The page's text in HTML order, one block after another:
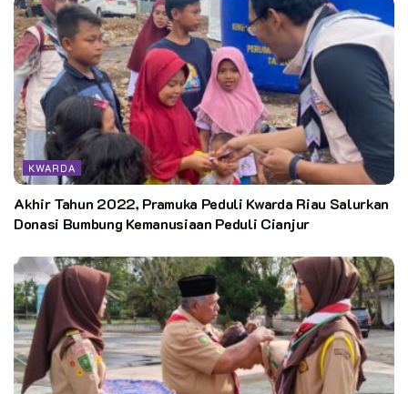
KWARDA
Akhir Tahun 2022, Pramuka Peduli Kwarda Riau Salurkan
Donasi Bumbung Kemanusiaan Peduli Cianjur